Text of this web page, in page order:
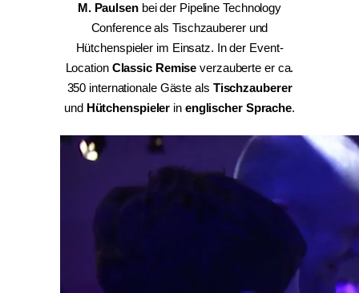
M. Paulsen bei der Pipeline Technology
Conference als Tischzauberer und
Hütchenspieler im Einsatz. In der Event-
Location Classic Remise verzauberte er ca.
350 internationale Gäste als Tischzauberer
und Hütchenspieler in englischer Sprache.